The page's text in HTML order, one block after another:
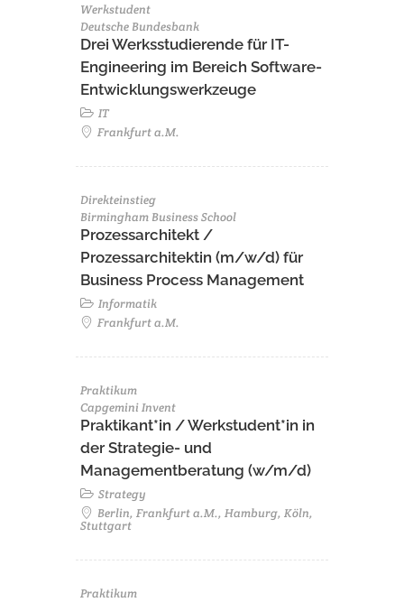
Werkstudent
Deutsche Bundesbank
Drei Werksstudierende für IT-
Engineering im Bereich Software-
Entwicklungswerkzeuge
IT
Frankfurt a.M.
Direkteinstieg
Birmingham Business School
Prozessarchitekt /
Prozessarchitektin (m/w/d) für
Business Process Management
Informatik
Frankfurt a.M.
Praktikum
Capgemini Invent
Praktikant*in / Werkstudent*in in
der Strategie- und
Managementberatung (w/m/d)
Strategy
Berlin, Frankfurt a.M., Hamburg, Köln,
Stuttgart
Praktikum